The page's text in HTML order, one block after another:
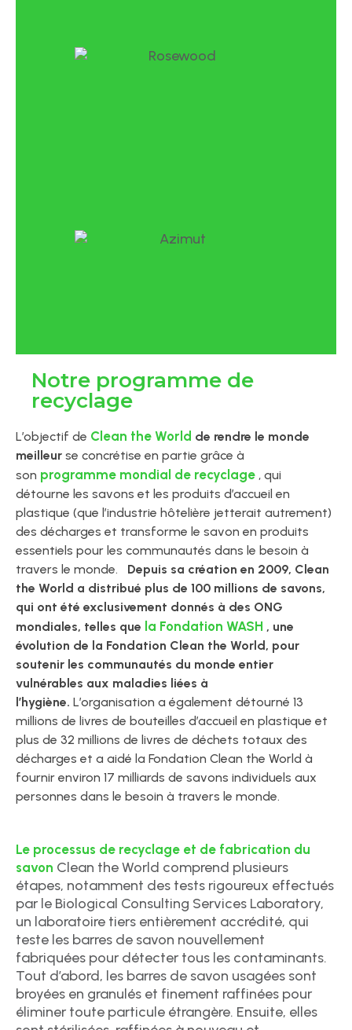
Notre programme de
recyclage
L’objectif de Clean the World de rendre le monde
meilleur se concrétise en partie grâce à
son programme mondial de recyclage , qui
détourne les savons et les produits d’accueil en
plastique (que l’industrie hôtelière jetterait autrement)
des décharges et transforme le savon en produits
essentiels pour les communautés dans le besoin à
travers le monde.
Depuis sa création en 2009, Clean
the World a distribué plus de 100 millions de savons,
qui ont été exclusivement donnés à des ONG
mondiales, telles que la Fondation WASH , une
évolution de la Fondation Clean the World, pour
soutenir les communautés du monde entier
vulnérables aux maladies liées à
l’hygiène. L’organisation a également détourné 13
millions de livres de bouteilles d’accueil en plastique et
plus de 32 millions de livres de déchets totaux des
décharges et a aidé la Fondation Clean the World à
fournir environ 17 milliards de savons individuels aux
personnes dans le besoin à travers le monde.
Le processus de recyclage et de fabrication du
savon Clean the World comprend plusieurs
étapes, notamment des tests rigoureux effectués
par le Biological Consulting Services Laboratory,
un laboratoire tiers entièrement accrédité, qui
teste les barres de savon nouvellement
fabriquées pour détecter tous les contaminants.
Tout d’abord, les barres de savon usagées sont
broyées en granulés et finement raffinées pour
éliminer toute particule étrangère. Ensuite, elles